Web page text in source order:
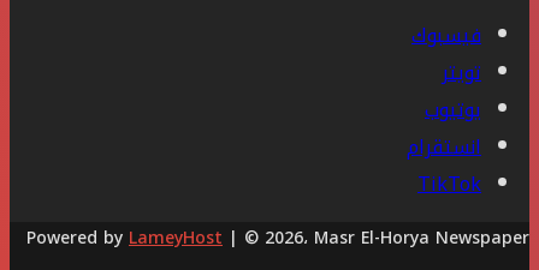
فيسبوك
تويتر
يوتيوب
انستقرام
‫TikTok
Powered byLameyHost | © 2026، Masr El-Horya Newspaper